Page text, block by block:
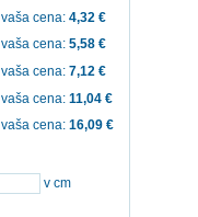
vaša cena: 4,32 €
vaša cena: 5,58 €
vaša cena: 7,12 €
vaša cena: 11,04 €
vaša cena: 16,09 €
v cm